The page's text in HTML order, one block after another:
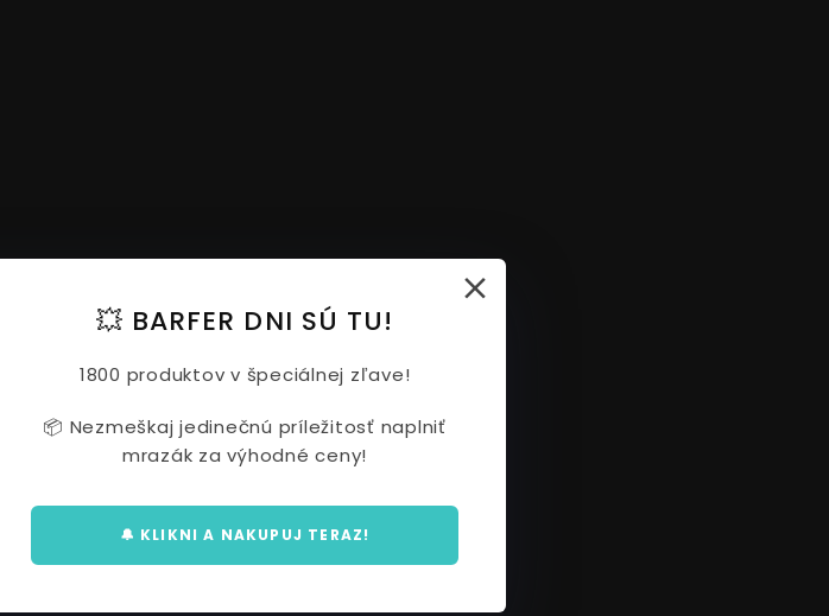
💥 BARFER DNI SÚ TU!
1800 produktov v špeciálnej zľave!
📦 Nezmeškaj jedinečnú príležitosť naplniť
mrazák za výhodné ceny!
🔔 KLIKNI A NAKUPUJ TERAZ!